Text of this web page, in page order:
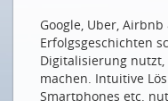
Petra Gössi: Une
saisir
43. ASUT-SEMINAR
Google, Uber,
Erfolgsgeschichten
Digitalisierung
machen. Intuitive
Smartphones etc.